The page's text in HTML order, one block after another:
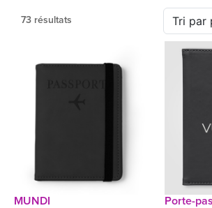
73 résultats
MUNDI
Porte-